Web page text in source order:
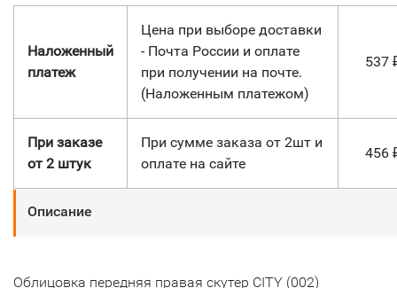
Наложенный
платеж
Цена при выборе доставки
- Почта России и оплате
при получении на почте.
(Наложенным платежом)
537
При заказе
от 2 штук
При сумме заказа от 2шт и
оплате на сайте
456
Описание
Облицовка передняя правая скутер CITY (002)